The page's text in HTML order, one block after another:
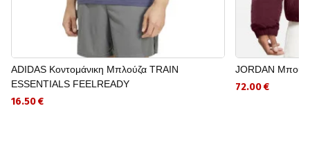
ADIDAS Κοντομάνικη Μπλούζα TRAIN
ESSENTIALS FEELREADY
16.50 €
JORDAN
72.00 €